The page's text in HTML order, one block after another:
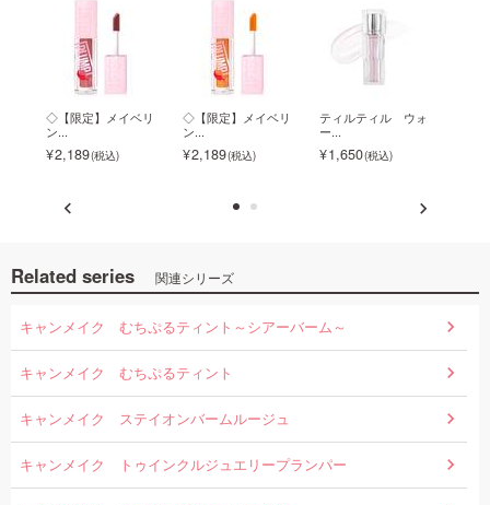
◇【限定】メイベリ
ン...
2,189
◇【限定】メイベリ
ン...
2,189
ティルティル ウォ
ー...
1,650
Related series 関連シリーズ
キャンメイク むちぷるティント～シアーバーム～
キャンメイク むちぷるティント
キャンメイク ステイオンバームルージュ
キャンメイク トゥインクルジュエリープランパー